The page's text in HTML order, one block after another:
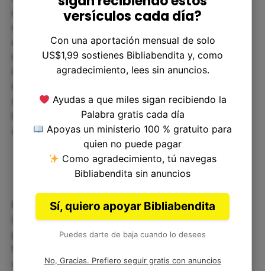
que como cristianos también hemos sido
otros. Dios nos ha llamado a ser una luz en un
mundo oscuro. Es importante recordar la
importancia de nuestras acciones y cómo
sus hijos fueron colocados en una posición de
liderazgo, somos llamados a liderar y cuidar a
aquellos que Dios nos ha dado.
El versículo Levítico 8:13 nos recuerda la
importancia de la consagración, la separación y la
purificación. Este ritual desempeñó un papel
sacerdotes como líderes religiosos en Israel y nos
versículos cada día?
Con una aportación mensual de solo
US$1,99 sostienes Bibliabendita y, como
agradecimiento, lees sin anuncios.
Ayudas a que miles sigan recibiendo la
Palabra gratis cada día
Apoyas un ministerio 100 % gratuito para
quien no puede pagar
Como agradecimiento, tú navegas
Bibliabendita sin anuncios
Sí, quiero apoyar Bibliabendita
Puedes darte de baja cuando lo desees
No, Gracias. Prefiero seguir gratis con anuncios